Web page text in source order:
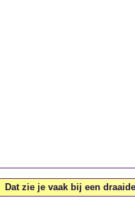
Dat zie je vaak bij een